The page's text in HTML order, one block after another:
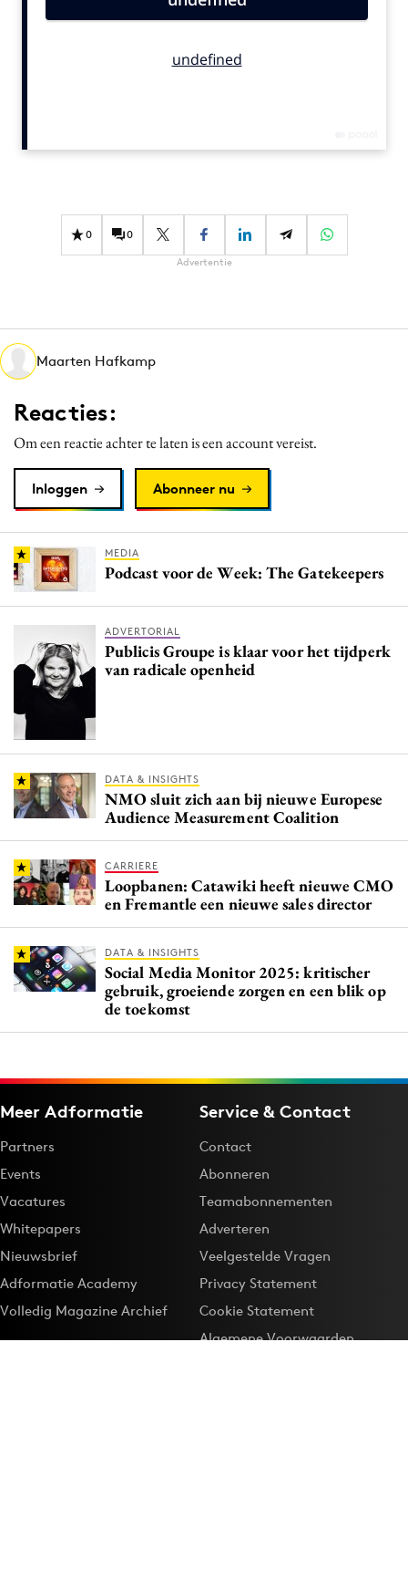
Design
Gedragsverandering
Media
PR
Programmatic
Purpose Marketing
Reputatie & crisis
0 0
Advertentie
Maarten Hafkamp
Reacties:
Om een reactie achter te laten is een account vereist.
Inloggen Abonneer nu
MEDIA
Podcast voor de Week: The Gatekeepers
ADVERTORIAL
Publicis Groupe is klaar voor het tijdperk
van radicale openheid
DATA & INSIGHTS
NMO sluit zich aan bij nieuwe Europese
Audience Measurement Coalition
CARRIERE
Loopbanen: Catawiki heeft nieuwe CMO
en Fremantle een nieuwe sales director
DATA & INSIGHTS
Social Media Monitor 2025: kritischer
gebruik, groeiende zorgen en een blik op
de toekomst
Meer Adformatie
Partners
Events
Vacatures
Whitepapers
Nieuwsbrief
Adformatie Academy
Volledig Magazine Archief
Service & Contact
Contact
Abonneren
Teamabonnementen
Adverteren
Veelgestelde Vragen
Privacy Statement
Cookie Statement
Algemene Voorwaarden